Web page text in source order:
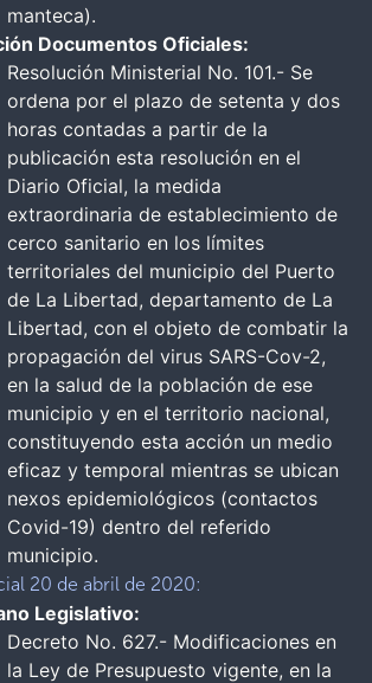
manteca).
Documentos Oficiales:
Resolución Ministerial No. 101.- Se
ordena por el plazo de setenta y dos
horas contadas a partir de la
publicación esta resolución en el
Diario Oficial, la medida
extraordinaria de establecimiento de
cerco sanitario en los límites
territoriales del municipio del Puerto
de La Libertad, departamento de La
Libertad, con el objeto de combatir la
propagación del virus SARS-Cov-2,
en la salud de la población de ese
municipio y en el territorio nacional,
constituyendo esta acción un medio
eficaz y temporal mientras se ubican
nexos epidemiológicos (contactos
Covid-19) dentro del referido
municipio.
20 de abril de 2020:
Legislativo:
Decreto No. 627.- Modificaciones en
la Ley de Presupuesto vigente, en la